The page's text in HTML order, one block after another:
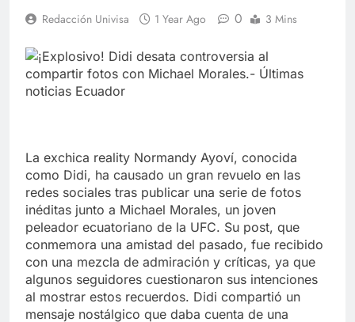
Redacción Univisa 1 Year Ago 0 3 Mins
La exchica reality Normandy Ayoví, conocida
como Didi, ha causado un gran revuelo en las
redes sociales tras publicar una serie de fotos
inéditas junto a Michael Morales, un joven
peleador ecuatoriano de la UFC. Su post, que
conmemora una amistad del pasado, fue recibido
con una mezcla de admiración y críticas, ya que
algunos seguidores cuestionaron sus intenciones
al mostrar estos recuerdos. Didi compartió un
mensaje nostálgico que daba cuenta de una